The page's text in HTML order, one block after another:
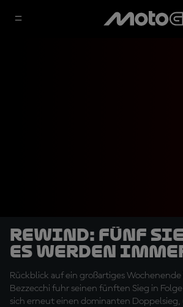
REWIND: Fünf
es werden
Rückblick auf ein großartiges Wochenende
Bezzecchi fuhr seinen fünften Sieg in
sich erneut einen dominanten Doppelsieg,